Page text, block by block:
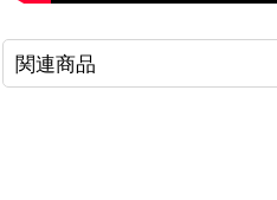
関連商品